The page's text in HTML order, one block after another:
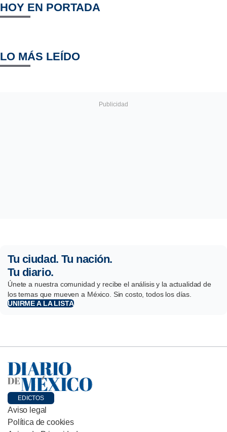
HOY EN PORTADA
LO MÁS LEÍDO
Tu ciudad. Tu nación.
Tu diario.
Únete a nuestra comunidad y recibe el análisis y la actualidad de
los temas que mueven a México. Sin costo, todos los días.
UNIRME A LA LISTA
EDICTOS
Aviso legal
Política de cookies